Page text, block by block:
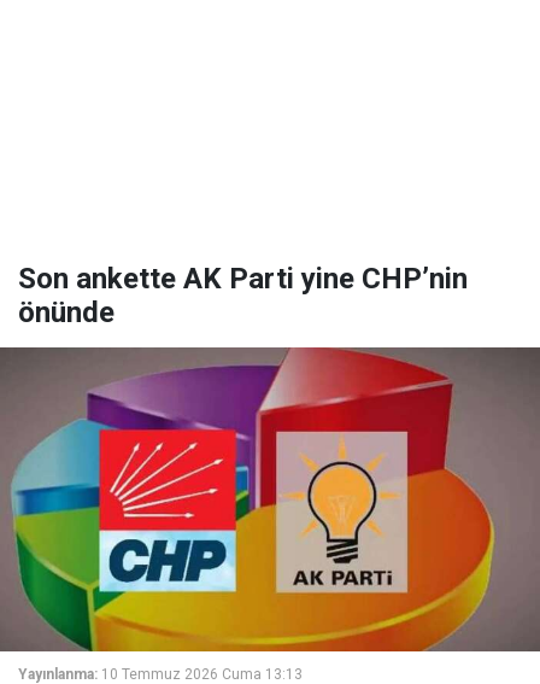
Son ankette AK Parti yine CHP’nin
önünde
Yayınlanma: 10 Temmuz 2026 Cuma 13:13